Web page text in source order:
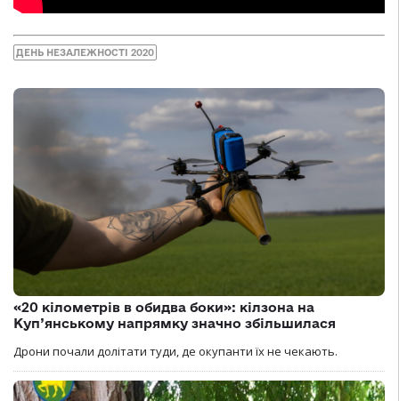
ДЕНЬ НЕЗАЛЕЖНОСТІ 2020
«20 кілометрів в обидва боки»: кілзона на
Куп’янському напрямку значно збільшилася
Дрони почали долітати туди, де окупанти їх не чекають.